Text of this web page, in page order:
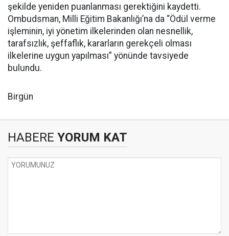
şekilde yeniden puanlanması gerektiğini kaydetti.
Ombudsman, Milli Eğitim Bakanlığı’na da “Ödül verme
işleminin, iyi yönetim ilkelerinden olan nesnellik,
tarafsızlık, şeffaflık, kararların gerekçeli olması
ilkelerine uygun yapılması” yönünde tavsiyede
bulundu.
Birgün
HABERE YORUM KAT